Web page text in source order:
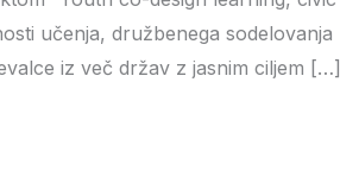
učenja, družbenega sodelovanja
iz več držav z jasnim ciljem […]